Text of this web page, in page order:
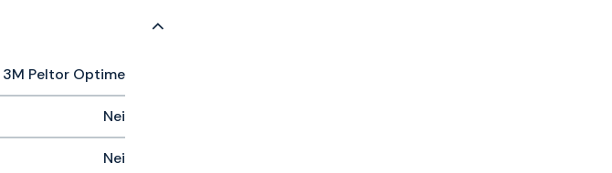
3M Peltor Optime
Nei
Nei